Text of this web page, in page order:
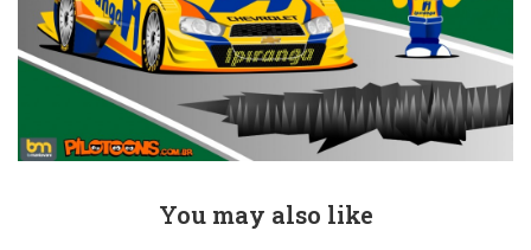
You may also like